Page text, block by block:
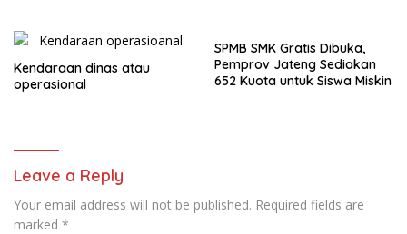
Kendaraan dinas atau
operasional
SPMB SMK Gratis Dibuka,
Pemprov Jateng Sediakan
652 Kuota untuk Siswa Miskin
Leave a Reply
Your email address will not be published. Required fields are
marked *